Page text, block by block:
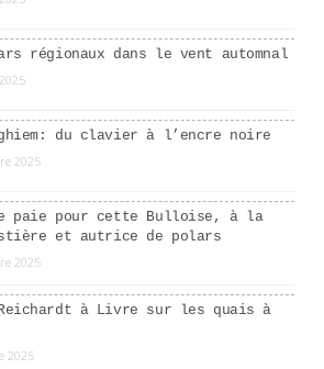
régionaux dans le vent automnal
du clavier à l’encre noire
2025
paie pour cette Bulloise, à la
et autrice de polars
2025
Reichardt à Livre sur les quais à
2025